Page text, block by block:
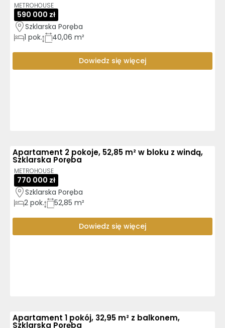
METROHOUSE
590 000 zł
Szklarska Poręba
1 pok. 40,06 m²
Dowiedz się więcej
Apartament 2 pokoje, 52,85 m² w bloku z windą,
Szklarska Poręba
METROHOUSE
770 000 zł
Szklarska Poręba
2 pok. 52,85 m²
Dowiedz się więcej
Apartament 1 pokój, 32,95 m² z balkonem,
Szklarska Poręba